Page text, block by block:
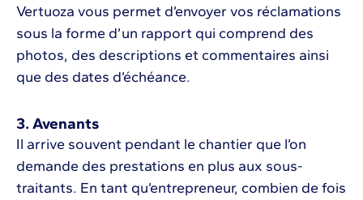
Vertuoza vous permet d’envoyer vos réclamations
sous la forme d’un rapport qui comprend des
photos, des descriptions et commentaires ainsi
que des dates d’échéance.
3. Avenants
Il arrive souvent pendant le chantier que l’on
demande des prestations en plus aux sous-
traitants. En tant qu’entrepreneur, combien de fois